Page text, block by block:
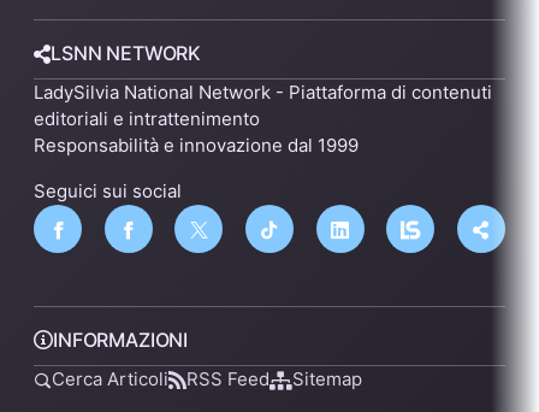
LSNN NETWORK
LadySilvia National Network - Piattaforma di contenuti
editoriali e intrattenimento
Responsabilità e innovazione dal 1999
Seguici sui social
INFORMAZIONI
Cerca Articoli RSS Feed Sitemap